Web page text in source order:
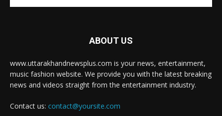
ABOUT US
www.uttarakhandnewsplus.com is your news, entertainment,
music fashion website. We provide you with the latest breaking
news and videos straight from the entertainment industry.
Contact us: contact@yoursite.com